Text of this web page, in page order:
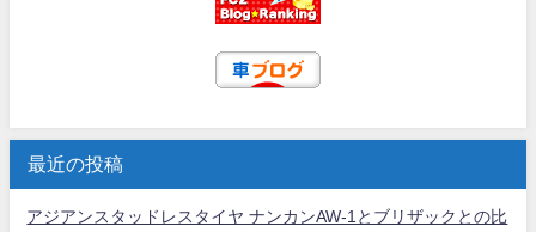
最近の投稿
アジアンスタッドレスタイヤ ナンカンAW-1とブリザックとの比